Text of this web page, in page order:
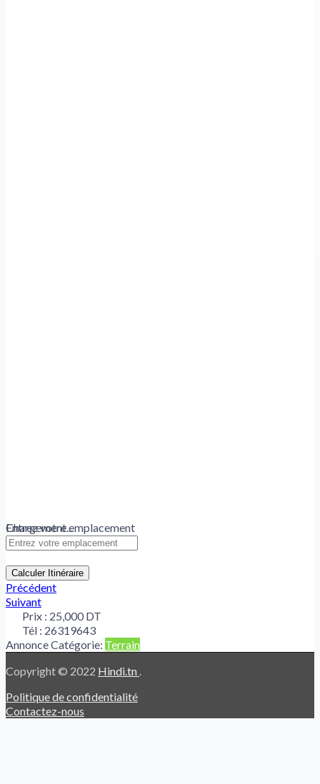
Chargement...
Entrez votre emplacement
Calculer Itinéraire
Précédent
Suivant
Prix : 25,000 DT
Tél : 26319643
Annonce Catégorie: Terrain
Copyright © 2022 Hindi.tn .
Politique de confidentialité
Contactez-nous